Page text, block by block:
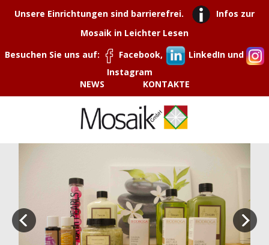
Unsere Einrichtungen sind barrierefrei.
Infos zur
Mosaik in Leichter Lesen
Besuchen Sie uns auf:
Facebook,
LinkedIn und
Instagram
NEWS
KONTAKTE